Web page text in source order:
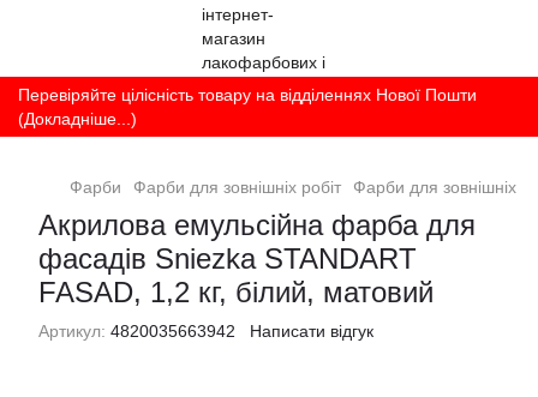
Перевіряйте цілісність товару на відділеннях Нової Пошти
(Докладніше...)
Фарби Фарби для зовнішніх робіт Фарби для зовнішніх
Акрилова емульсійна фарба для
фасадів Sniezka STANDART
FASAD, 1,2 кг, білий, матовий
Артикул: 4820035663942 Написати відгук